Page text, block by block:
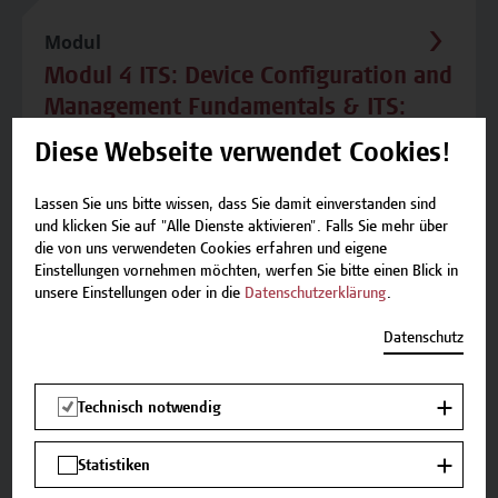
Modul
Modul 4 ITS: Device Configuration and
Management Fundamentals & ITS:
Networking Fundamentals
Modul ITS: Device Configuration and
Management Fundamentals & ITS: Networking
Fundamentals gehören auch die Module Azure &
Microsoft 365 Fundamentals sowie Microsoft
Technology Associate: Networking, Security,
Windows Server, Windows Client und Power
Platform & Azure Admin zu den Modulen
Spezialisierungen. ...
Diese Webseite verwendet Cookies!
Lassen Sie uns bitte wissen, dass Sie damit einverstanden sind
und klicken Sie auf "Alle Dienste aktivieren". Falls Sie mehr über
die von uns verwendeten Cookies erfahren und eigene
Einstellungen vornehmen möchten, werfen Sie bitte einen Blick in
unsere Einstellungen oder in die Datenschutzerklärung.
Datenschutz
Technisch notwendig
Statistiken